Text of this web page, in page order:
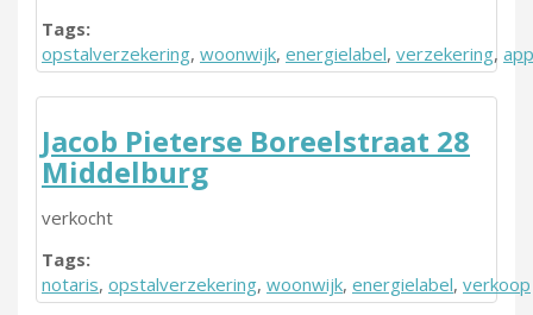
Tags:
opstalverzekering, woonwijk, energielabel, verzekering,
Jacob Pieterse Boreelstraat 28
Middelburg
verkocht
Tags:
notaris, opstalverzekering, woonwijk, energielabel, verkoop